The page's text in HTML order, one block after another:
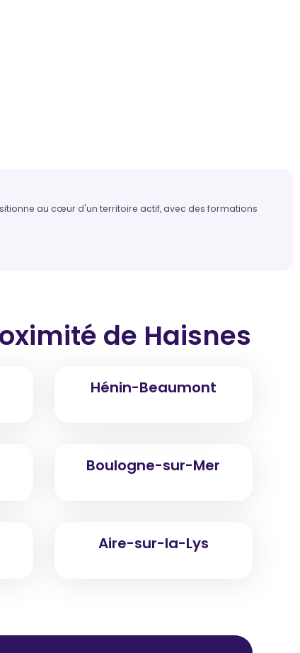
au cœur d'un territoire actif, avec des formations
de Haisnes
Hénin-Beaumont
Boulogne-sur-Mer
Aire-sur-la-Lys